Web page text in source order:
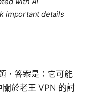
with AI
important details
，答案是：它可能
於老王 VPN 的討